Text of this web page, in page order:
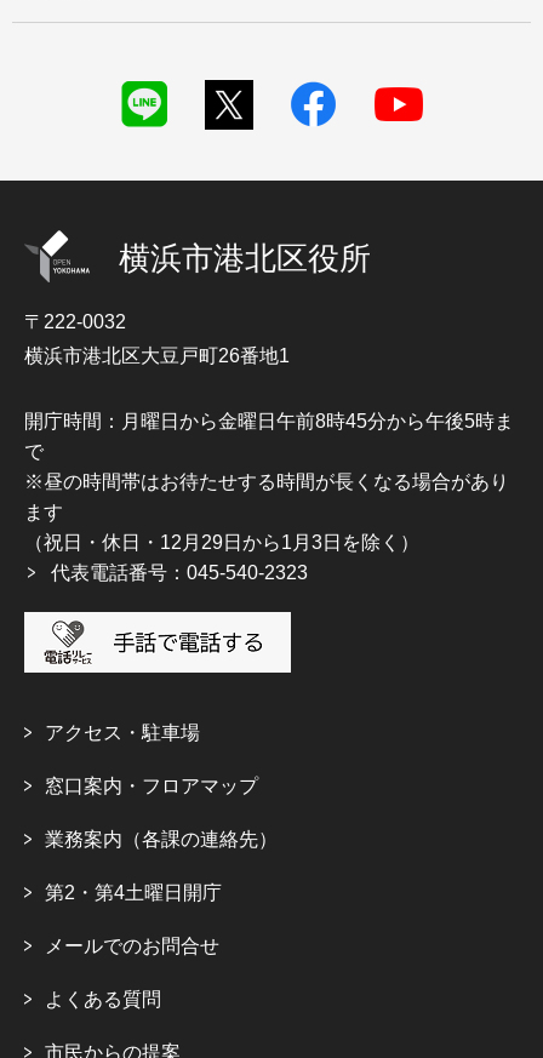
横浜市港北区役所
〒222-0032
横浜市港北区大豆戸町26番地1
開庁時間：月曜日から金曜日午前8時45分から午後5時ま
で
※昼の時間帯はお待たせする時間が長くなる場合があり
ます
（祝日・休日・12月29日から1月3日を除く）
代表電話番号：045-540-2323
アクセス・駐車場
窓口案内・フロアマップ
業務案内（各課の連絡先）
第2・第4土曜日開庁
メールでのお問合せ
よくある質問
市民からの提案